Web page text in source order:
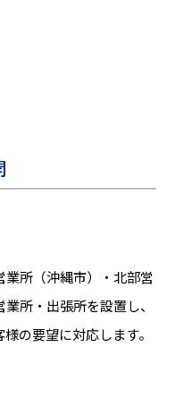
所（沖縄市）・北部営
所・出張所を設置し、
の要望に対応します。